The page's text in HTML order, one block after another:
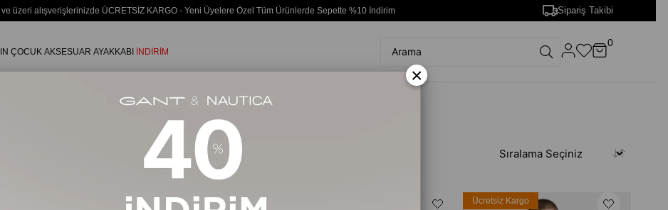
üzeri alışverişlerinizde ÜCRETSİZ KARGO - Yeni Üyelere Özel Tüm Ürünlerde Sepette %10 İndirim Sipariş Takibi
ÇOCUK AKSESUAR AYAKKABI İNDİRİM
0
Ücretsiz Kargo Ücretsiz Kargo
×